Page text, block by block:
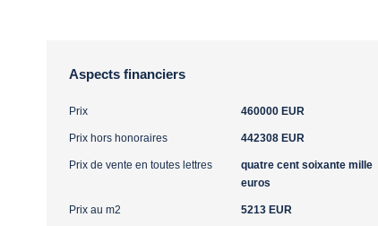
Aspects financiers
Prix 460000 EUR
Prix hors honoraires 442308 EUR
Prix de vente en toutes lettres
quatre cent soixante mille
euros
Prix au m2 5213 EUR